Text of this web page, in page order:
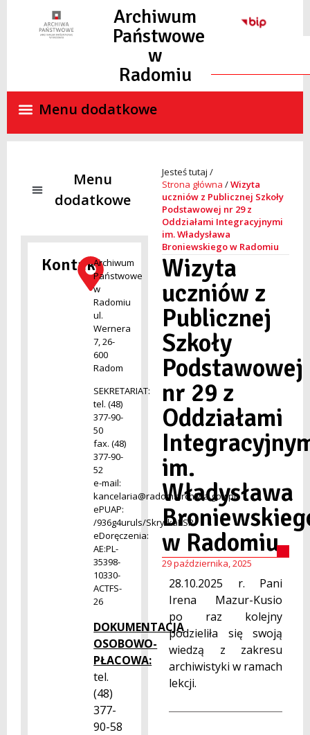
Archiwum
Państwowe
w
Radomiu
KontaktArchiwum
Państwowe
w
Radomiu
ul.
Wernera
7, 26-
600
Radom
SEKRETARIAT:
tel. (48)
377-90-
50
fax. (48)
377-90-
52
e-mail:
kancelaria@radom.archiwa.gov.pl
ePUAP:
/936g4uruls/SkrytkaESP
eDoręczenia:
AE:PL-
35398-
10330-
ACTFS-
26
DOKUMENTACJA
OSOBOWO-
PŁACOWA:
tel.
(48)
377-
90-58
Strona główna /Wizyta
uczniów z Publicznej Szkoły
Podstawowej nr 29 z
Oddziałami Integracyjnymi
im. Władysława
Broniewskiego w Radomiu
Wizyta
uczniów z
Publicznej
Szkoły
Podstawowej
nr 29 z
Oddziałami
im.
Władysława
w Radomiu
29 października, 2025
28.10.2025 r. Pani
Irena Mazur-Kusio
po raz kolejny
podzieliła się swoją
wiedzą z zakresu
archiwistyki w ramach
lekcji.